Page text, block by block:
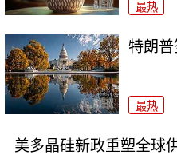
最热
特朗
最热
美多晶硅新政重塑全球